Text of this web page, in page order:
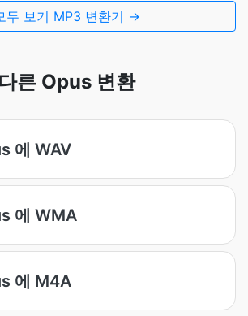
두 보기 MP3 변환기 →
다른 Opus 변환
에 WAV
에 WMA
에 M4A